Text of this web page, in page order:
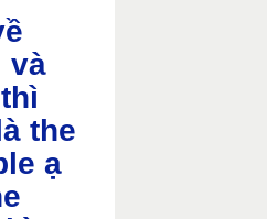
và
the
ạ